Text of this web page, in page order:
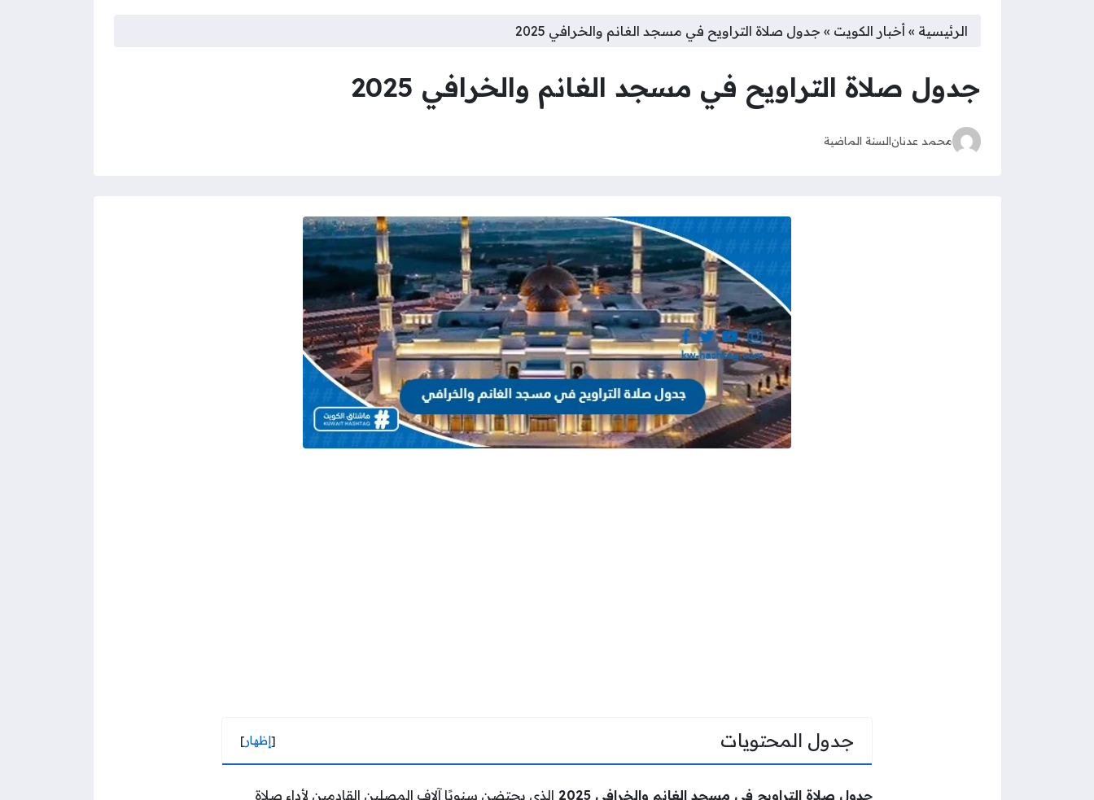
الرئيسية »أخبار الكويت » جدول صلاة التراويح في مسجد الغانم والخرافي 2025
جدول صلاة التراويح في مسجد الغانم والخرافي 2025
محمد عدنانالسنة الماضية
جدول المحتويات [إظهار]
جدول صلاة التراويح في مسجد الغانم والخرافي 2025
الذي يحتضن سنويًا آلاف المصلين القادمين لأداء صلاة